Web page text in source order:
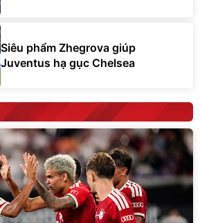
Siêu phẩm Zhegrova giúp
Juventus hạ gục Chelsea